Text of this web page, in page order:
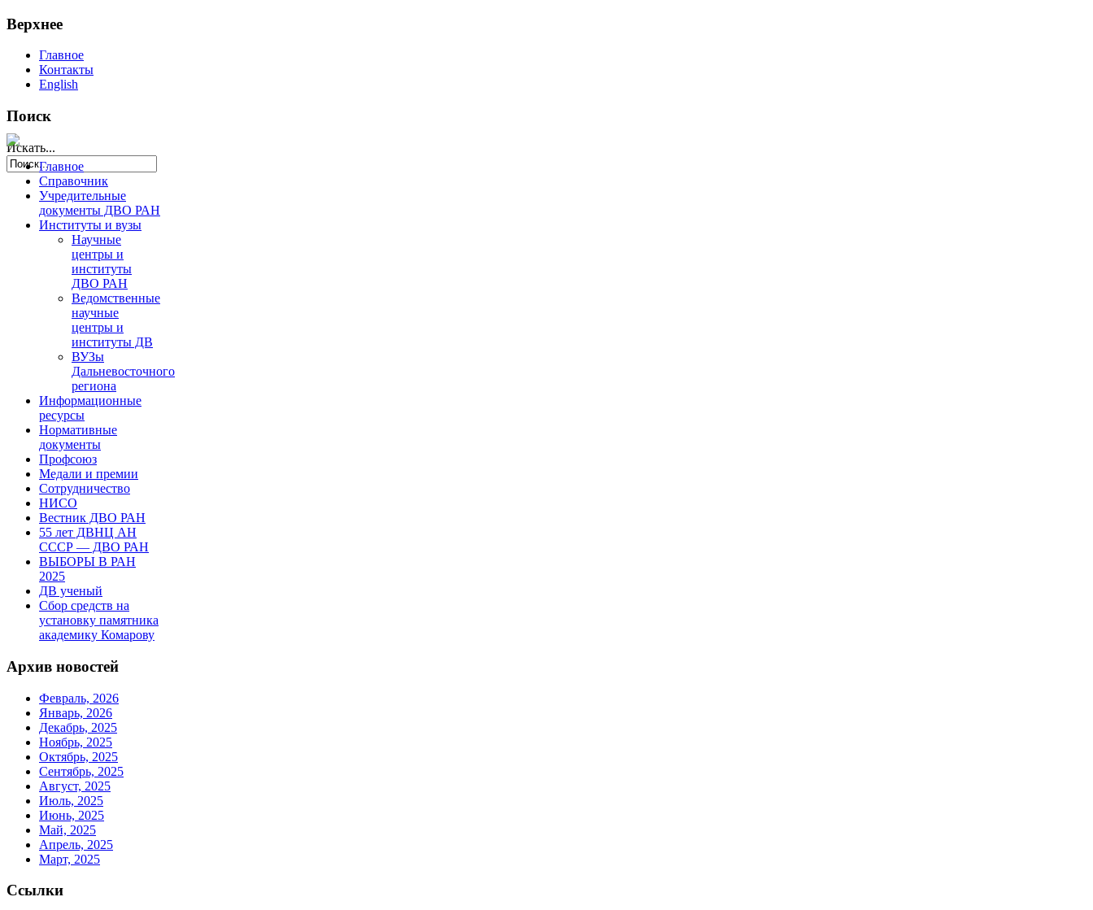
Верхнее
Главное
Контакты
English
Поиск
Искать...
Главное
Справочник
Учредительные
документы ДВО РАН
Институты и вузы
Научные
центры и
институты
ДВО РАН
Ведомственные
научные
центры и
институты ДВ
ВУЗы
Дальневосточного
региона
Информационные
ресурсы
Нормативные
документы
Профсоюз
Медали и премии
Сотрудничество
НИСО
Вестник ДВО РАН
55 лет ДВНЦ АН
СССР — ДВО РАН
ВЫБОРЫ В РАН
2025
ДВ ученый
Сбор средств на
установку памятника
академику Комарову
Архив новостей
Февраль, 2026
Январь, 2026
Декабрь, 2025
Ноябрь, 2025
Октябрь, 2025
Сентябрь, 2025
Август, 2025
Июль, 2025
Июнь, 2025
Май, 2025
Апрель, 2025
Март, 2025
Ссылки